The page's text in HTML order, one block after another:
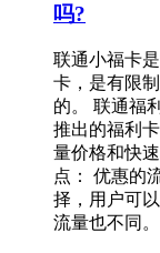
吗?
联通小福卡
卡，是有限
的。 联通福
推出的福利
量价格和快
点： 优惠的
择，用户可
流量也不同